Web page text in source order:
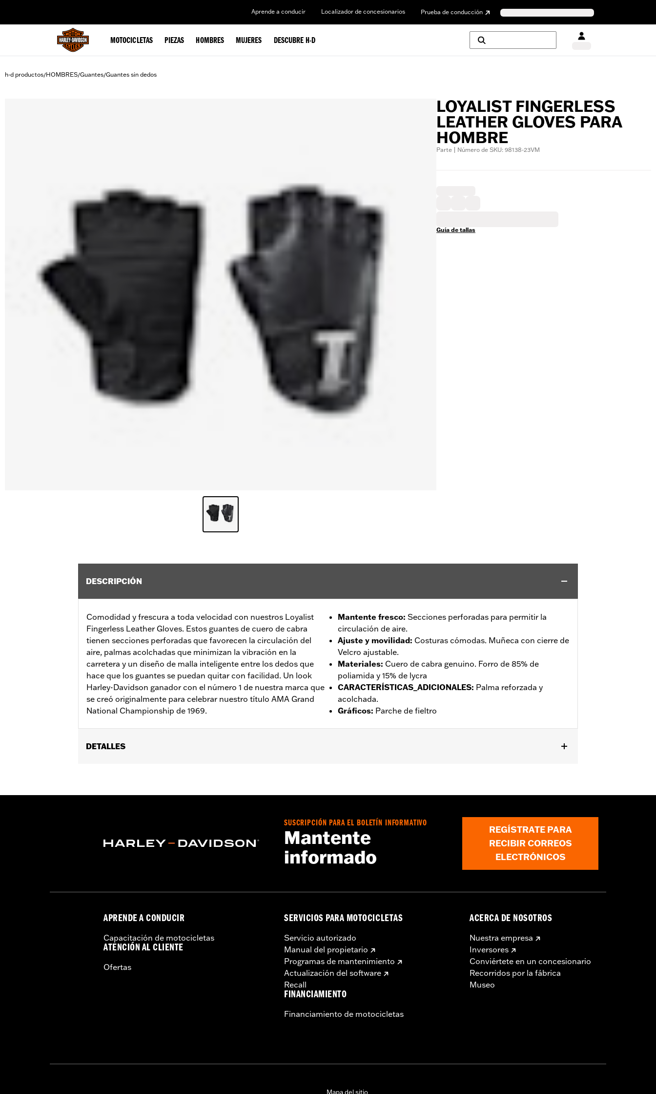
Aprende a conducir Localizador de concesionarios Prueba de conducción
MOTOCICLETAS PIEZAS HOMBRES MUJERES DESCUBRE H-D
h-d productos/HOMBRES/Guantes/Guantes sin dedos
LOYALIST FINGERLESS
LEATHER GLOVES PARA
HOMBRE
Parte | Número de SKU: 98138-23VM
Guía de tallas
DESCRIPCIÓN
Comodidad y frescura a toda velocidad con nuestros Loyalist
Fingerless Leather Gloves. Estos guantes de cuero de cabra
tienen secciones perforadas que favorecen la circulación del
aire, palmas acolchadas que minimizan la vibración en la
carretera y un diseño de malla inteligente entre los dedos que
hace que los guantes se puedan quitar con facilidad. Un look
Harley-Davidson ganador con el número 1 de nuestra marca que
se creó originalmente para celebrar nuestro título AMA Grand
National Championship de 1969.
Mantente fresco: Secciones perforadas para permitir la
circulación de aire.
Ajuste y movilidad: Costuras cómodas. Muñeca con cierre de
Velcro ajustable.
Materiales: Cuero de cabra genuino. Forro de 85% de
poliamida y 15% de lycra
CARACTERÍSTICAS_ADICIONALES: Palma reforzada y
acolchada.
Gráficos: Parche de fieltro
DETALLES
GARANTÍA:1 año de garantía limitada - Consultawww.h-d.com/warrantypara obtener más información
SUSCRIPCIÓN PARA EL BOLETÍN INFORMATIVO
Mantente
informado
REGÍSTRATE PARA
RECIBIR CORREOS
ELECTRÓNICOS
APRENDE A CONDUCIR
Capacitación de motocicletas
ATENCIÓN AL CLIENTE
Ofertas
SERVICIOS PARA MOTOCICLETAS
Servicio autorizado
Manual del propietario
Programas de mantenimiento
Actualización del software
Recall
FINANCIAMIENTO
Financiamiento de motocicletas
ACERCA DE NOSOTROS
Nuestra empresa
Inversores
Conviértete en un concesionario
Recorridos por la fábrica
Museo
Mapa del sitio